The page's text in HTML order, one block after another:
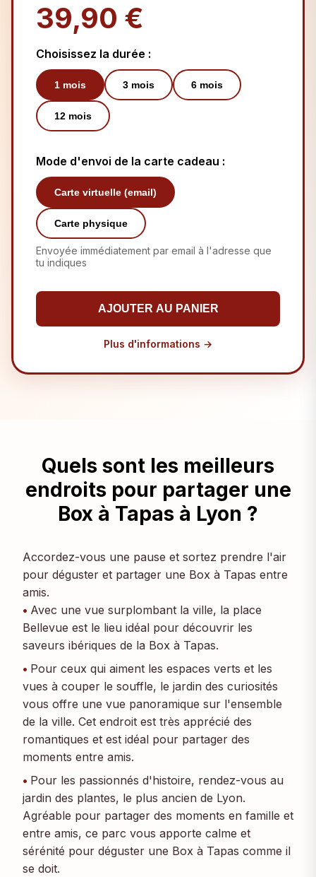
39,90 €
Choisissez la durée :
1 mois 3 mois 6 mois
12 mois
Mode d'envoi de la carte cadeau :
Carte virtuelle (email)
Carte physique
Envoyée immédiatement par email à l'adresse que
tu indiques
AJOUTER AU PANIER
Plus d'informations →
Quels sont les meilleurs
endroits pour partager une
Box à Tapas à Lyon ?
Accordez-vous une pause et sortez prendre l'air
pour déguster et partager une Box à Tapas entre
amis.
Avec une vue surplombant la ville, la place
Bellevue est le lieu idéal pour découvrir les
saveurs ibériques de la Box à Tapas.
Pour ceux qui aiment les espaces verts et les
vues à couper le souffle, le jardin des curiosités
vous offre une vue panoramique sur l'ensemble
de la ville. Cet endroit est très apprécié des
romantiques et est idéal pour partager des
moments entre amis.
Pour les passionnés d'histoire, rendez-vous au
jardin des plantes, le plus ancien de Lyon.
Agréable pour partager des moments en famille et
entre amis, ce parc vous apporte calme et
sérénité pour déguster une Box à Tapas comme il
se doit.